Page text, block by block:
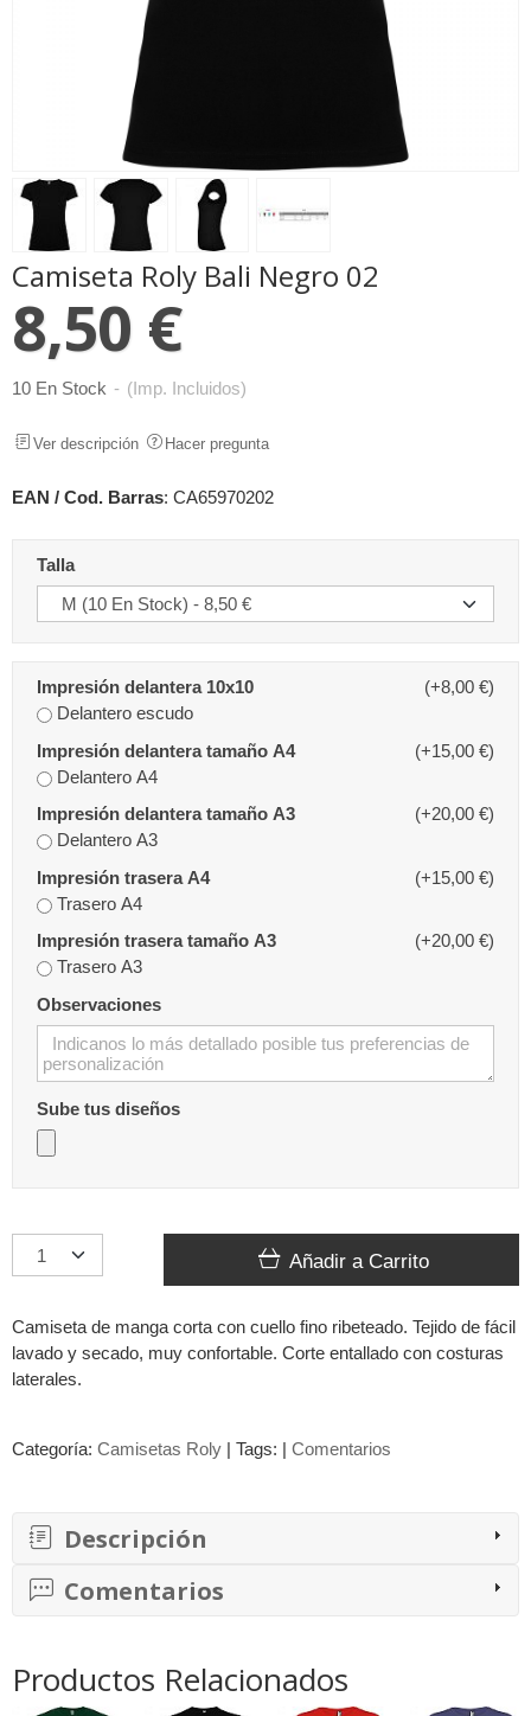
Camiseta Roly Bali Negro 02
8,50 €
10 En Stock - (Imp. Incluidos)
Ver descripción Hacer pregunta
EAN / Cod. Barras: CA65970202
Talla
Impresión delantera 10x10
(+8,00 €)
Delantero escudo
Impresión delantera tamaño A4
(+15,00 €)
Delantero A4
Impresión delantera tamaño A3
(+20,00 €)
Delantero A3
Impresión trasera A4
(+15,00 €)
Trasero A4
Impresión trasera tamaño A3
(+20,00 €)
Trasero A3
Observaciones
Sube tus diseños
Añadir a Carrito
Camiseta de manga corta con cuello fino ribeteado. Tejido de fácil
lavado y secado, muy confortable. Corte entallado con costuras
laterales.
Categoría: Camisetas Roly | Tags: | Comentarios
Descripción
Comentarios
Productos Relacionados